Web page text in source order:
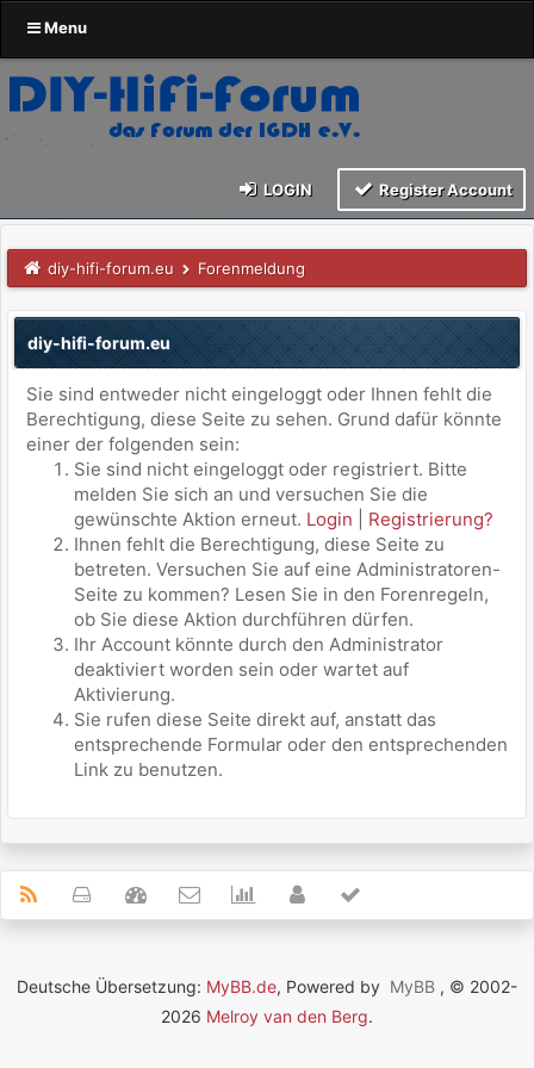
Menu
LOGIN Register Account
diy-hifi-forum.eu Forenmeldung
diy-hifi-forum.eu
Sie sind entweder nicht eingeloggt oder Ihnen fehlt die
Berechtigung, diese Seite zu sehen. Grund dafür könnte
einer der folgenden sein:
Sie sind nicht eingeloggt oder registriert. Bitte
melden Sie sich an und versuchen Sie die
gewünschte Aktion erneut. Login
Registrierung?
Ihnen fehlt die Berechtigung, diese Seite zu
betreten. Versuchen Sie auf eine Administratoren-
Seite zu kommen? Lesen Sie in den Forenregeln,
ob Sie diese Aktion durchführen dürfen.
Ihr Account könnte durch den Administrator
deaktiviert worden sein oder wartet auf
Aktivierung.
Sie rufen diese Seite direkt auf, anstatt das
entsprechende Formular oder den entsprechenden
Link zu benutzen.
Deutsche Übersetzung: MyBB.de, Powered by MyBB , © 2002-
2026 Melroy van den Berg.